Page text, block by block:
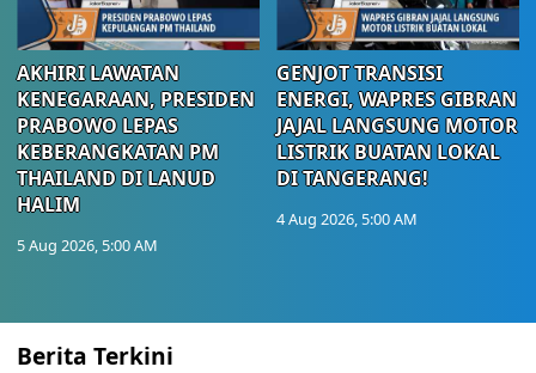
AKHIRI LAWATAN
KENEGARAAN, PRESIDEN
PRABOWO LEPAS
KEBERANGKATAN PM
THAILAND DI LANUD
HALIM
5 Aug 2026, 5:00 AM
GENJOT TRANSISI
ENERGI, WAPRES GIBRAN
JAJAL LANGSUNG MOTOR
LISTRIK BUATAN LOKAL
DI TANGERANG!
4 Aug 2026, 5:00 AM
Berita Terkini